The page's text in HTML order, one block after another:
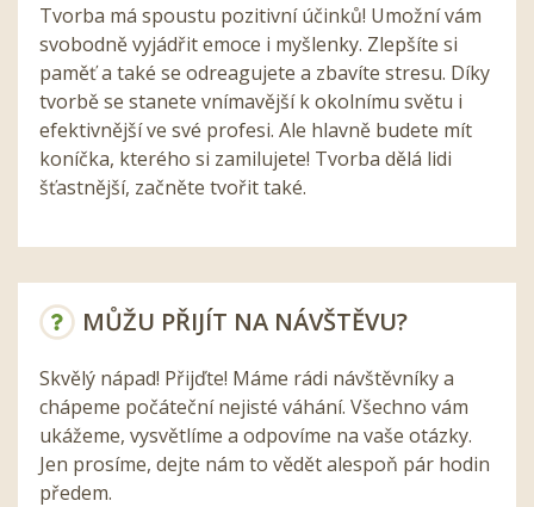
Tvorba má spoustu pozitivní účinků! Umožní vám
svobodně vyjádřit emoce i myšlenky. Zlepšíte si
paměť a také se odreagujete a zbavíte stresu. Díky
tvorbě se stanete vnímavější k okolnímu světu i
efektivnější ve své profesi. Ale hlavně budete mít
koníčka, kterého si zamilujete! Tvorba dělá lidi
šťastnější, začněte tvořit také.
MŮŽU PŘIJÍT NA NÁVŠTĚVU?
Skvělý nápad! Přijďte! Máme rádi návštěvníky a
chápeme počáteční nejisté váhání. Všechno vám
ukážeme, vysvětlíme a odpovíme na vaše otázky.
Jen prosíme, dejte nám to vědět alespoň pár hodin
předem.